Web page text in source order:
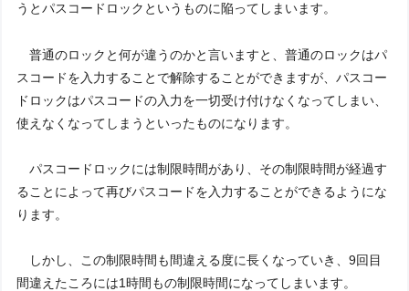
うとパスコードロックというものに陥ってしまいます。
普通のロックと何が違うのかと言いますと、普通のロックはパ
スコードを入力することで解除することができますが、パスコー
ドロックはパスコードの入力を一切受け付けなくなってしまい、
使えなくなってしまうといったものになります。
パスコードロックには制限時間があり、その制限時間が経過す
ることによって再びパスコードを入力することができるようにな
ります。
しかし、この制限時間も間違える度に長くなっていき、9回目
間違えたころには1時間もの制限時間になってしまいます。